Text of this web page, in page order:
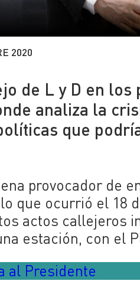
2020
de L y D en
analiza la
que
provocador de
que ocurrió el 18
actos callejeros
estación, con el
al Presidente